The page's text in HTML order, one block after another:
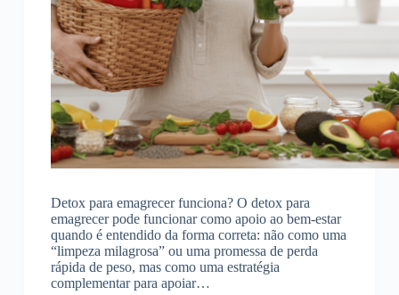
Detox para emagrecer funciona? O detox para
emagrecer pode funcionar como apoio ao bem-estar
quando é entendido da forma correta: não como uma
“limpeza milagrosa” ou uma promessa de perda
rápida de peso, mas como uma estratégia
complementar para apoiar…